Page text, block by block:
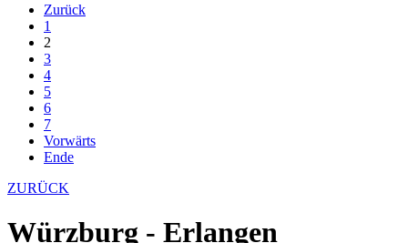
Zurück
1
2
3
4
5
6
7
Vorwärts
Ende
ZURÜCK
Würzburg - Erlangen